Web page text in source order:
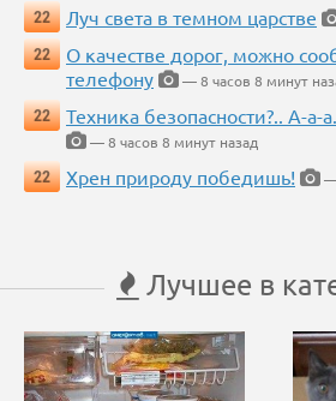
22
Луч света в темном царстве
22
О качестве дорог, можно
телефону
— 8 часов 8 минут
22
Техника безопасности?.. А-
— 8 часов 8 минут назад
22
Хрен природу победишь! —
Лучшее в